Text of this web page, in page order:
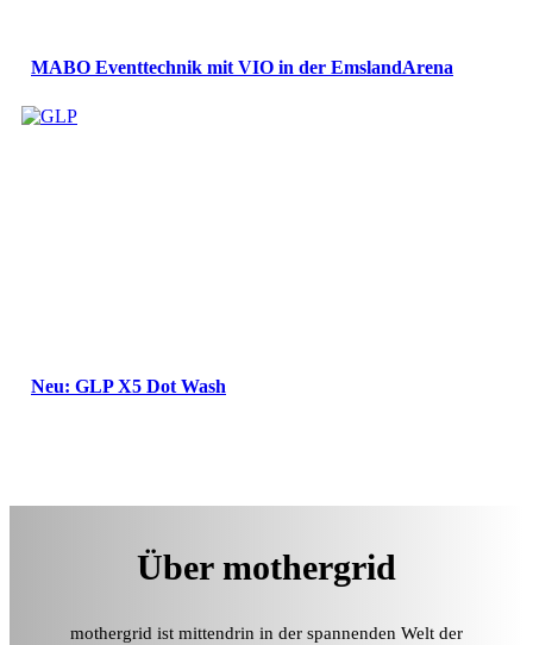
MABO Eventtechnik mit VIO in der EmslandArena
Neu: GLP X5 Dot Wash
Über mothergrid
mothergrid ist mittendrin in der spannenden Welt der